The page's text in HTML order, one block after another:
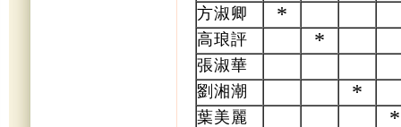
方淑卿
*
高琅評 *
張淑華
劉湘潮
*
葉美麗 *